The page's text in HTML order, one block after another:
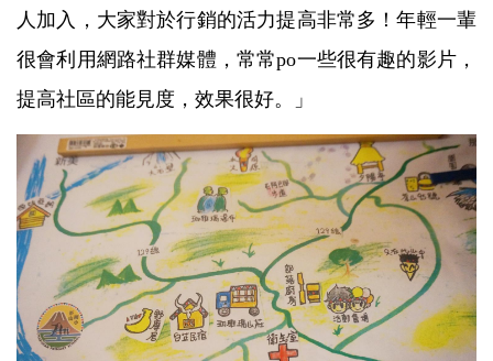
人加入，大家對於行銷的活力提高非常多！年輕一輩
很會利用網路社群媒體，常常po一些很有趣的影片，
提高社區的能見度，效果很好。」